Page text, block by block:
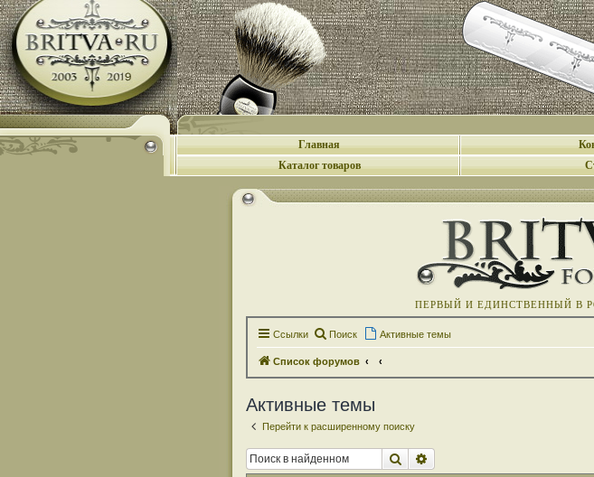
Главная
Каталог товаров
ПЕРВЫЙ И ЕДИНСТВЕННЫЙ В
Ссылки Поиск Активные темы
Список форумов
Активные темы
Перейти к расширенному поиску
Поиск